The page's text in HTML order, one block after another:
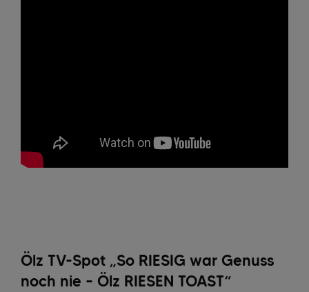
Ölz TV-Spot „So RIESIG war Genuss
noch nie – Ölz RIESEN TOAST“